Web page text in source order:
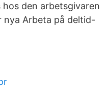
den arbetsgivaren
Arbeta på deltid-